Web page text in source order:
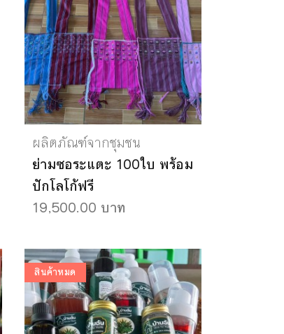
ผลิตภัณฑ์จากชุมชน
ย่ามซอระแตะ 100ใบ พร้อม
ปักโลโก้ฟรี
19,500.00 บาท
สินค้าหมด